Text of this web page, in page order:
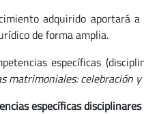
adquirido aportará
de forma amplia.
específicas
matrimoniales: celebración
específicas disciplinares